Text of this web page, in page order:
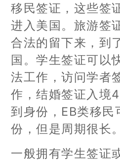
移民签证，这些签
进入美国。旅游签
合法的留下来，到
国。学生签证可以
法工作，访问学者
作，结婚签证入境
到身份，EB类移民
份，但是周期很长。
一般拥有学生签证